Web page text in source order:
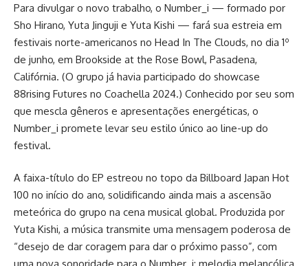
Para divulgar o novo trabalho, o Number_i — formado por
Sho Hirano, Yuta Jinguji e Yuta Kishi — fará sua estreia em
festivais norte-americanos no Head In The Clouds, no dia 1º
de junho, em Brookside at the Rose Bowl, Pasadena,
Califórnia. (O grupo já havia participado do showcase
88rising Futures no Coachella 2024.) Conhecido por seu som
que mescla gêneros e apresentações energéticas, o
Number_i promete levar seu estilo único ao line-up do
festival.
A faixa-título do EP estreou no topo da Billboard Japan Hot
100 no início do ano, solidificando ainda mais a ascensão
meteórica do grupo na cena musical global. Produzida por
Yuta Kishi, a música transmite uma mensagem poderosa de
“desejo de dar coragem para dar o próximo passo”, com